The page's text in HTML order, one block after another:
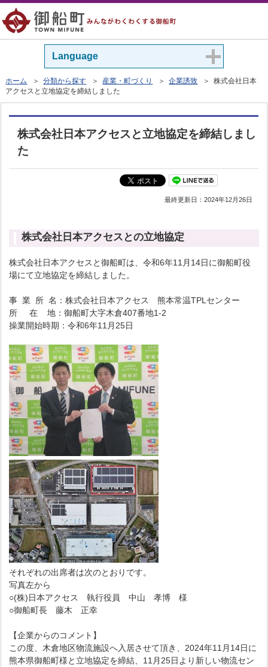
Language
ホーム ＞分類から探す ＞ 産業・町づくり ＞企業誘致 ＞ 株式会社日本
アクセスと立地協定を締結しました
株式会社日本アクセスと立地協定を締結しまし
た
最終更新日：2024年12月26日
株式会社日本アクセスとの立地協定
株式会社日本アクセスと御船町は、令和6年11月14日に御船町役
場にて立地協定を締結しました。
事 業 所 名：株式会社日本アクセス 熊本常温TPLセンター
所 在 地：御船町大字木倉407番地1-2
操業開始時期：令和6年11月25日
それぞれの出席者は次のとおりです。
写真左から
○(株)日本アクセス 執行役員 中山 孝博 様
○御船町長 藤木 正幸
【企業からのコメント】
この度、木倉地区物流施設へ入居させて頂き、2024年11月14日に
熊本県御船町様と立地協定を締結、11月25日より新しい物流セン